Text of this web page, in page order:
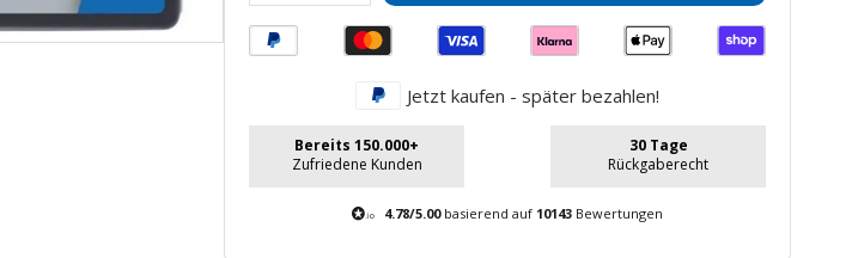
Jetzt kaufen - später bezahlen!
Bereits 150.000+
Zufriedene Kunden
30 Tage
Rückgaberecht
4.78/5.00basierend auf 10143 Bewertungen